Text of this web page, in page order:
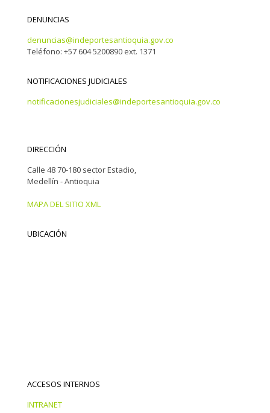
DENUNCIAS
denuncias@indeportesantioquia.gov.co
Teléfono: +57 604 5200890 ext. 1371
NOTIFICACIONES JUDICIALES
notificacionesjudiciales@indeportesantioquia.gov.co
DIRECCIÓN
Calle 48 70-180 sector Estadio,
Medellín - Antioquia
MAPA DEL SITIO XML
UBICACIÓN
ACCESOS INTERNOS
INTRANET